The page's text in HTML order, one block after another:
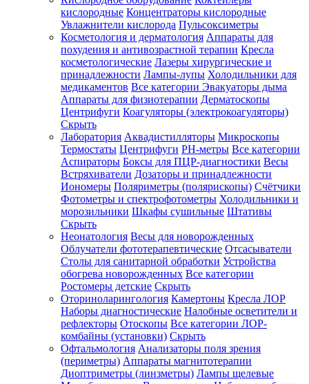
Зарегистрироваться
Зачем
регистрироваться?
Все
покупки
одном
месте
Личный
менеджер
Отслеживание
статуса
заказа
кислородные Концентраторы кислородные
Увлажнители кислорода Пульсоксиметры
Косметология и дерматология Аппараты для
похудения и антивозрастной терапии Кресла
косметологические Лазеры хирургические и
принадлежности Лампы-лупы Холодильники для
медикаментов Все категории Эвакуаторы дыма
Аппараты для физиотерапии Дерматоскопы
Центрифуги Коагуляторы (электрокоагуляторы)
Скрыть
Лаборатория Аквадистилляторы Микроскопы
Термостаты Центрифуги PH-метры Все категории
Аспираторы Боксы для ПЦР-диагностики Весы
Встряхиватели Дозаторы и принадлежности
Иономеры Поляриметры (полярископы) Счётчики
Фотометры и спектрофотометры Холодильники и
морозильники Шкафы сушильные Штативы
Скрыть
Неонатология Весы для новорожденных
Облучатели фототерапевтические Отсасыватели
Столы для санитарной обработки Устройства
обогрева новорожденных Все категории
Ростомеры детские Скрыть
Оториноларингология Камертоны Кресла ЛОР
Наборы диагностические Налобные осветители и
рефлекторы Отоскопы Все категории ЛОР-
комбайны (установки) Скрыть
Офтальмология Анализаторы поля зрения
(периметры) Аппараты магнитотерапии
Диоптриметры (линзметры) Лампы щелевые